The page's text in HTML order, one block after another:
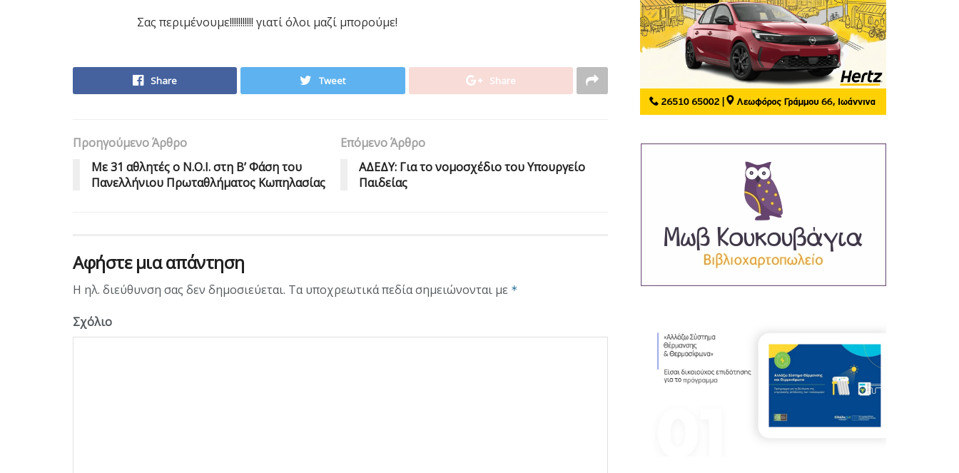
Σας περιμένουμε!!!!!!!!!!! γιατί όλοι μαζί μπορούμε!
Share Tweet Share
Προηγούμενο Άρθρο
Με 31 αθλητές ο Ν.Ο.Ι. στη Β’ Φάση του
Πανελλήνιου Πρωταθλήματος Κωπηλασίας
Επόμενο Άρθρο
ΑΔΕΔΥ: Για το νομοσχέδιο του Υπουργείο
Παιδείας
Αφήστε μια απάντηση
Η ηλ. διεύθυνση σας δεν δημοσιεύεται. Τα υποχρεωτικά πεδία σημειώνονται με *
Σχόλιο